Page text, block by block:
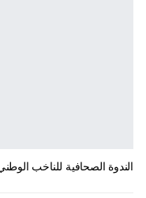
الندوة الصحافية للناخب